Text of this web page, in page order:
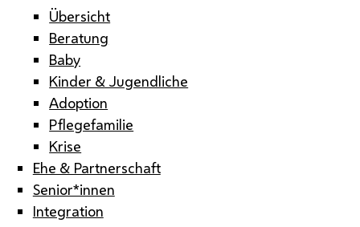
Übersicht
Beratung
Baby
Kinder & Jugendliche
Adoption
Pflegefamilie
Krise
Ehe & Partnerschaft
Senior*innen
Integration